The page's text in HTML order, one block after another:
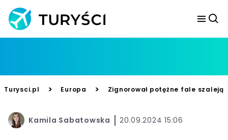
Turysci.pl > Europa > Zignorował potężne fale
Kamila Sabatowska 20.09.2024 15:06